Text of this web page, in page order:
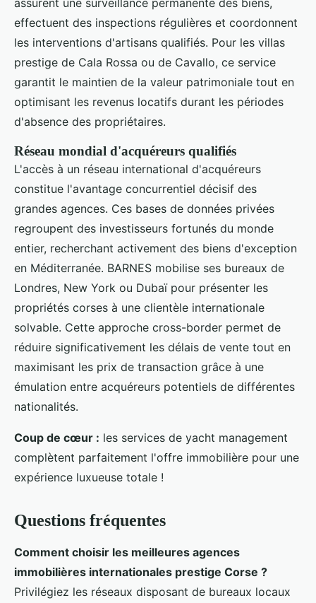
assurent une surveillance permanente des biens,
effectuent des inspections régulières et coordonnent
les interventions d'artisans qualifiés. Pour les villas
prestige de Cala Rossa ou de Cavallo, ce service
garantit le maintien de la valeur patrimoniale tout en
optimisant les revenus locatifs durant les périodes
d'absence des propriétaires.
Réseau mondial d'acquéreurs qualifiés
L'accès à un réseau international d'acquéreurs
constitue l'avantage concurrentiel décisif des
grandes agences. Ces bases de données privées
regroupent des investisseurs fortunés du monde
entier, recherchant activement des biens d'exception
en Méditerranée. BARNES mobilise ses bureaux de
Londres, New York ou Dubaï pour présenter les
propriétés corses à une clientèle internationale
solvable. Cette approche cross-border permet de
réduire significativement les délais de vente tout en
maximisant les prix de transaction grâce à une
émulation entre acquéreurs potentiels de différentes
nationalités.
Coup de cœur : les services de yacht management
complètent parfaitement l'offre immobilière pour une
expérience luxueuse totale !
Questions fréquentes
Comment choisir les meilleures agences
immobilières internationales prestige Corse ?
Privilégiez les réseaux disposant de bureaux locaux